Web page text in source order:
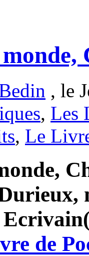
, le
, Les
, Le
de